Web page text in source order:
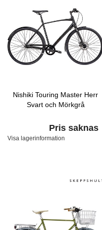
Nishiki Touring Master Herr
Svart och Mörkgrå
Pris saknas
Visa lagerinformation